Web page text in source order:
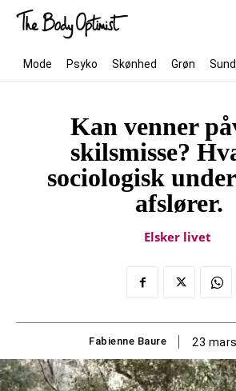
Mode Psyko Skønhed Grøn
Kan venner
skilsmisse?
sociologisk
afslører.
Elsker livet
Fabienne Baure 23